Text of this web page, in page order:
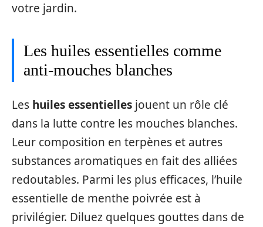
votre jardin.
Les huiles essentielles comme
anti-mouches blanches
Les huiles essentielles jouent un rôle clé
dans la lutte contre les mouches blanches.
Leur composition en terpènes et autres
substances aromatiques en fait des alliées
redoutables. Parmi les plus efficaces, l’huile
essentielle de menthe poivrée est à
privilégier. Diluez quelques gouttes dans de